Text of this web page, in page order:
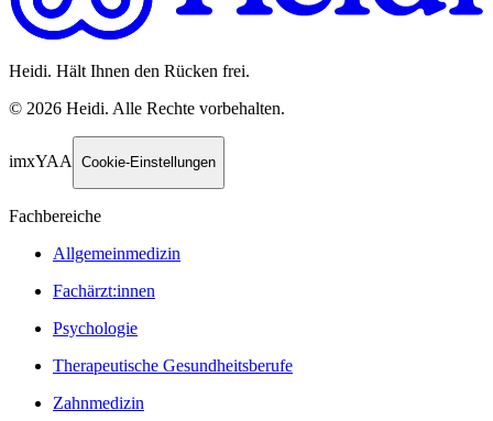
Heidi. Hält Ihnen den Rücken frei.
© 2026 Heidi. Alle Rechte vorbehalten.
imxYAA Cookie-Einstellungen
Fachbereiche
Allgemeinmedizin
Fachärzt:innen
Psychologie
Therapeutische Gesundheitsberufe
Zahnmedizin